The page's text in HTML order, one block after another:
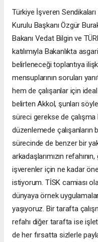
Türkiye İşveren
Kurulu Başkanı Özgür
Bakanı Vedat Bilgin ve
katılımıyla Bakanlıkta
belirleneceği toplantıya
mensuplarının soruları
hem de çalışanlar için
belirten Akkol, şunları
süreci gerekse de çalışma
düzenlemede
sürecinde de benzer bir
arkadaşlarımızın
işverenler için ne kadar
istiyorum. TİSK camiası
dünyaya örnek
yaşıyoruz. Bir tarafta
refahı diğer tarafta ise
de her fırsatta sizlerle